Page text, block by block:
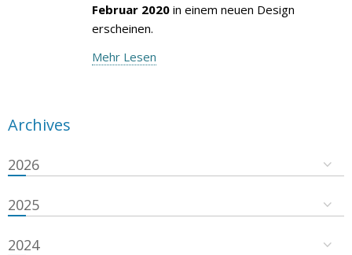
Februar 2020in einem neuen Design
erscheinen.
Mehr Lesen
Archives
2026
2025
2024